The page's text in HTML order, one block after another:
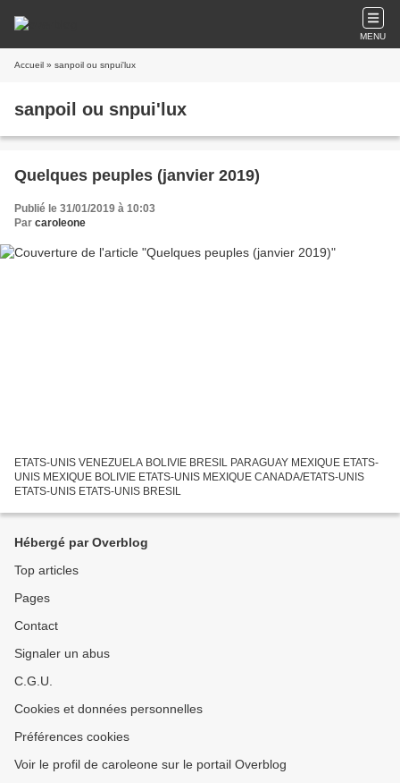
MENU
Accueil » sanpoil ou snpui'lux
sanpoil ou snpui'lux
Quelques peuples (janvier 2019)
Publié le 31/01/2019 à 10:03
Par caroleone
ETATS-UNIS VENEZUELA BOLIVIE BRESIL PARAGUAY MEXIQUE ETATS-
UNIS MEXIQUE BOLIVIE ETATS-UNIS MEXIQUE CANADA/ETATS-UNIS
ETATS-UNIS ETATS-UNIS BRESIL
Hébergé par Overblog
Top articles
Pages
Contact
Signaler un abus
C.G.U.
Cookies et données personnelles
Préférences cookies
Voir le profil de caroleone sur le portail Overblog